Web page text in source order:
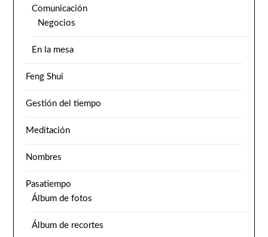
Comunicación
Negocios
En la mesa
Feng Shui
Gestión del tiempo
Meditación
Nombres
Pasatiempo
Álbum de fotos
Álbum de recortes